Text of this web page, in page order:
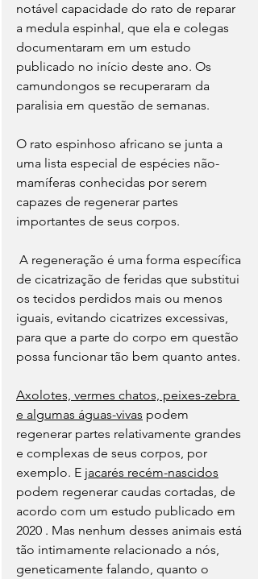
notável capacidade do rato de reparar
a medula espinhal, que ela e colegas
documentaram em um estudo
publicado no início deste ano. Os
camundongos se recuperaram da
paralisia em questão de semanas.
O rato espinhoso africano se junta a
uma lista especial de espécies não-
mamíferas conhecidas por serem
capazes de regenerar partes
importantes de seus corpos.
de cicatrização de feridas que substitui
os tecidos perdidos mais ou menos
iguais, evitando cicatrizes excessivas,
para que a parte do corpo em questão
possa funcionar tão bem quanto antes.
Axolotes, vermes chatos, peixes-zebra
e algumas águas-vivas podem
regenerar partes relativamente grandes
e complexas de seus corpos, por
exemplo. E jacarés recém-nascidos
podem regenerar caudas cortadas, de
acordo com um estudo publicado em
2020 . Mas nenhum desses animais está
tão intimamente relacionado a nós,
geneticamente falando, quanto o